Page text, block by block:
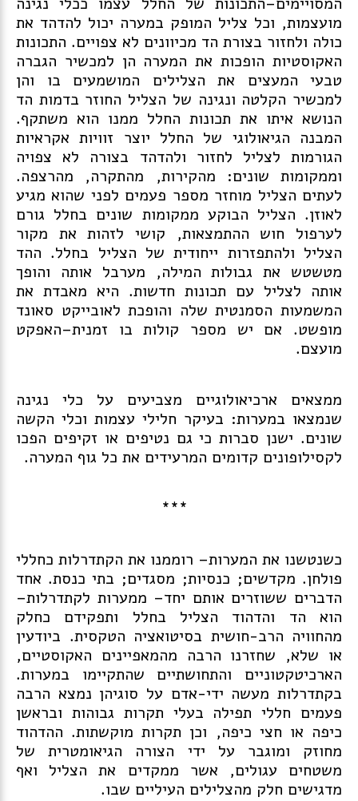
מועצמות, וכל צליל המופק במערה יכול להדהד את
כולה ולחזור בצורת הד מכיוונים לא צפויים. התכונות
האקוסטיות הופכות את המערה הן למכשיר הגברה
טבעי המעצים את הצלילים המושמעים בו והן
למכשיר הקלטה ונגינה של הצליל החוזר בדמות הד
הנושא איתו את תכונות החלל ממנו הוא משתקף.
המבנה הגיאולוגי של החלל יוצר זוויות אקראיות
הגורמות לצליל לחזור ולהדהד בצורה לא צפויה
וממקומות שונים: מהקירות, מהתקרה, מהרצפה.
לעתים הצליל מוחזר מספר פעמים לפני שהוא מגיע
לאוזן. הצליל הבוקע ממקומות שונים בחלל גורם
לערפול חוש ההתמצאות, קושי לזהות את מקור
הצליל ולהתפזרות ייחודית של הצליל בחלל. ההד
מטשטש את גבולות המילה, מערבל אותה והופך
אותה לצליל עם תכונות חדשות. היא מאבדת את
המשמעות הסמנטית שלה והופכת לאובייקט סאונד
מופשט. אם יש מספר קולות בו זמנית–האפקט
מועצם.
ממצאים ארכיאולוגיים מצביעים על כלי נגינה
שנמצאו במערות: בעיקר חלילי עצמות וכלי הקשה
שונים. ישנן סברות כי גם נטיפים או זקיפים הפכו
לקסילופונים קדומים המרעידים את כל גוף המערה.
***
כשנטשנו את המערות– רוממנו את הקתדרלות כחללי
פולחן. מקדשים; כנסיות; מסגדים; בתי כנסת. אחד
הדברים ששוזרים אותם יחד– ממערות לקתדרלות–
הוא הד והדהוד הצליל בחלל ותפקידם כחלק
מהחוויה הרב-חושית בסיטואציה הטקסית. ביודעין
או שלא, שחזרנו הרבה מהמאפיינים האקוסטיים,
הארכיטקטוניים והתחושתיים שהתקיימו במערות.
בקתדרלות מעשה ידי-אדם על סוגיהן נמצא הרבה
פעמים חללי תפילה בעלי תקרות גבוהות ובראשן
כיפה או חצי כיפה, וכן תקרות מוקשתות. ההדהוד
מחוזק ומוגבר על ידי הצורה הגיאומטרית של
משטחים עגולים, אשר ממקדים את הצליל ואף
מדגישים חלק מהצלילים העיליים שבו.